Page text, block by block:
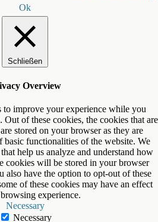
Ok
Schließen
Overview
to improve your experience while you
of these cookies, the cookies that are
stored on your browser as they are
functionalities of the website. We
help us analyze and understand how
cookies will be stored in your browser
also have the option to opt-out of these
of these cookies may have an effect
experience.
Necessary
Necessary